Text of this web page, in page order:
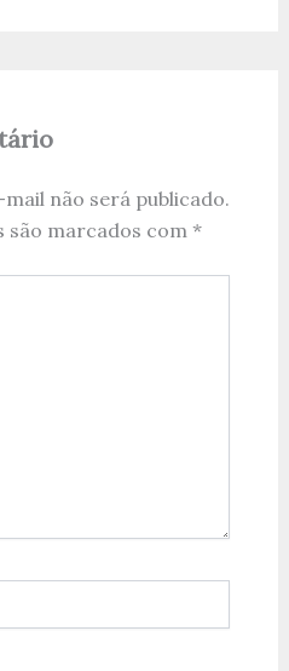
não será publicado.
são marcados com *